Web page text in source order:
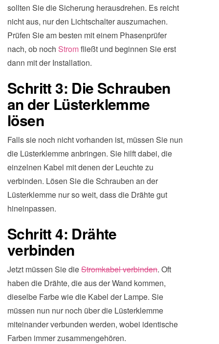
sollten Sie die Sicherung herausdrehen. Es reicht
nicht aus, nur den Lichtschalter auszumachen.
Prüfen Sie am besten mit einem Phasenprüfer
nach, ob noch Stromfließt und beginnen Sie erst
dann mit der Installation.
Schritt 3: Die Schrauben
an der Lüsterklemme
lösen
Falls sie noch nicht vorhanden ist, müssen Sie nun
die Lüsterklemme anbringen. Sie hilft dabei, die
einzelnen Kabel mit denen der Leuchte zu
verbinden. Lösen Sie die Schrauben an der
Lüsterklemme nur so weit, dass die Drähte gut
hineinpassen.
Schritt 4: Drähte
verbinden
Jetzt müssen Sie dieStromkabel verbinden. Oft
haben die Drähte, die aus der Wand kommen,
dieselbe Farbe wie die Kabel der Lampe. Sie
müssen nun nur noch über die Lüsterklemme
miteinander verbunden werden, wobei identische
Farben immer zusammengehören.